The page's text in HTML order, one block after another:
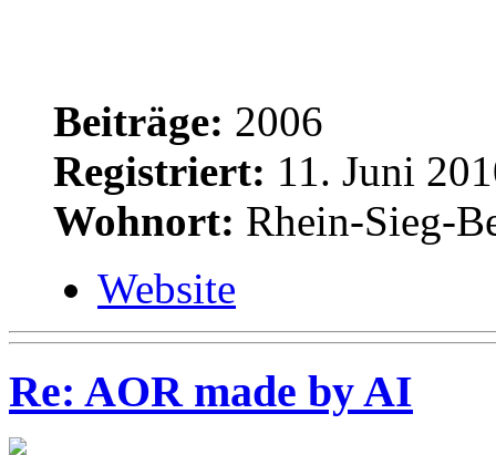
Beiträge: 2006
Registriert: 11. Juni
Wohnort: Rhein-Sieg-
Website
Re: AOR made by AI